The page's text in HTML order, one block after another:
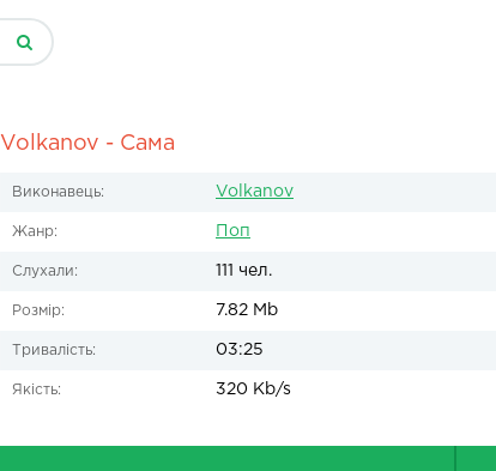
Volkanov - Сама
Виконавець: Volkanov
Жанр: Поп
Слухали: 111 чел.
Розмір: 7.82 Mb
Тривалість: 03:25
Якість: 320 Kb/s